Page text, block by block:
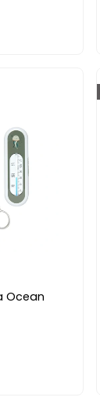
Ocean